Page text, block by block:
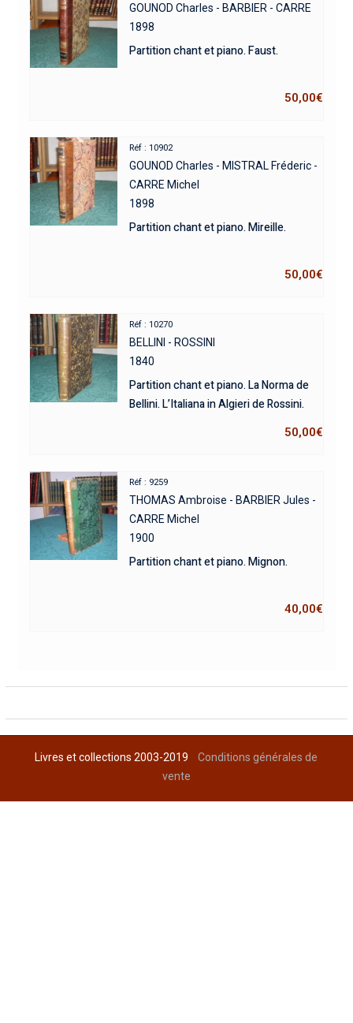
GOUNOD Charles - BARBIER - CARRE
1898
Partition chant et piano. Faust.
50,00€
Réf : 10902
GOUNOD Charles - MISTRAL Fréderic -
CARRE Michel
1898
Partition chant et piano. Mireille.
50,00€
Réf : 10270
BELLINI - ROSSINI
1840
Partition chant et piano. La Norma de
Bellini. L’Italiana in Algieri de Rossini.
50,00€
Réf : 9259
THOMAS Ambroise - BARBIER Jules -
CARRE Michel
1900
Partition chant et piano. Mignon.
40,00€
Livres et collections 2003-2019Conditions générales de
vente